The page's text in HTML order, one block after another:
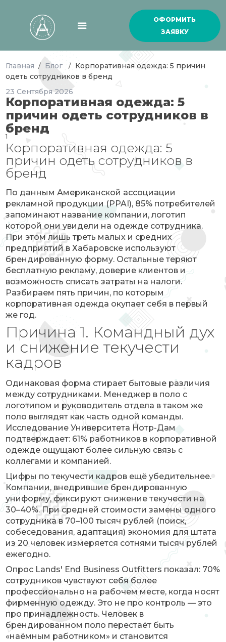
ОФОРМИТЬ
ЗАЯВКУ
Главная / Блог / Корпоративная одежда: 5 причин
одеть сотрудников в бренд
23 Сентября2026
Корпоративная одежда: 5
причин одеть сотрудников в
бренд
1
Корпоративная одежда: 5
причин одеть сотрудников в
бренд
По данным Американской ассоциации
рекламной продукции (PPAI), 85% потребителей
запоминают название компании, логотип
которой они увидели на одежде сотрудника.
При этом лишь треть малых и средних
предприятий в Хабаровске используют
брендированную форму. Остальные теряют
бесплатную рекламу, доверие клиентов и
возможность списать затраты на налоги.
Разбираем пять причин, по которым
корпоративная одежда окупает себя в первый
же год.
Причина 1. Командный дух
и снижение текучести
кадров
Одинаковая форма стирает бытовые различия
между сотрудниками. Менеджер в поло с
логотипом и руководитель отдела в таком же
поло выглядят как часть одной команды.
Исследование Университета Нотр-Дам
подтверждает: 61% работников в корпоративной
одежде ощущают более сильную связь с
коллегами и компанией.
Цифры по текучести кадров ещё убедительнее.
Компании, внедрившие брендированную
униформу, фиксируют снижение текучести на
30–40%. При средней стоимости замены одного
сотрудника в 70–100 тысяч рублей (поиск,
собеседования, адаптация) экономия для штата
из 20 человек измеряется сотнями тысяч рублей
ежегодно.
Опрос Lands' End Business Outfitters показал: 70%
сотрудников чувствуют себя более
профессионально на рабочем месте, когда носят
фирменную одежду. Это не про контроль — это
про принадлежность. Человек в
брендированном поло перестаёт быть
«наёмным работником» и становится